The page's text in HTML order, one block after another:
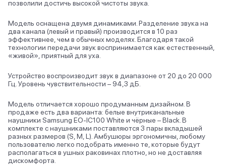
позволили достичь высокой чистоты звука.
Модель оснащена двумя динамиками. Разделение звука на
два канала (левый и правый) производится в 10 раз
эффективнее, чем в обычных моделях. Благодаря такой
технологии передачи звук воспринимается как естественный,
«живой», приятный для уха.
Устройство воспроизводит звук в диапазоне от 20 до 20 000
Гц. Уровень чувствительности – 94,3 дБ.
Модель отличается хорошо продуманным дизайном. В
продаже есть два варианта: белые внутриканальные
наушники Samsung EO-IC100 White и чёрные – Black. В
комплекте с наушниками поставляются 3 пары вкладышей
разных размеров (S, M, L). Амбушюры эргономичны, любому
пользователю легко подобрать именно те, которые будут
располагаться в ушных раковинах плотно, но не доставляя
дискомфорта.